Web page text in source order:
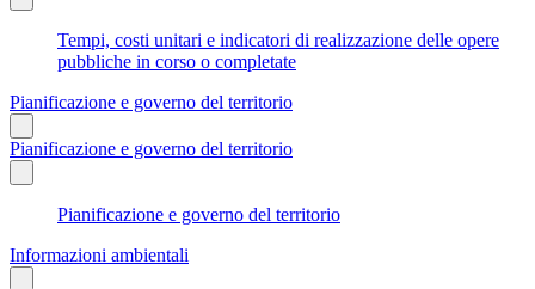
Tempi, costi unitari e indicatori di realizzazione delle opere
pubbliche in corso o completate
Pianificazione e governo del territorio
Pianificazione e governo del territorio
Pianificazione e governo del territorio
Informazioni ambientali